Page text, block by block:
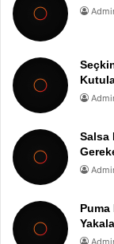
Salsa
Puma